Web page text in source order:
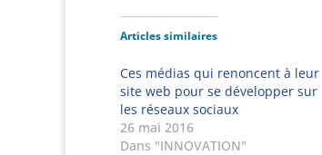
Articles similaires
Ces médias qui renoncent à leur
site web pour se développer sur
les réseaux sociaux
26 mai 2016
Dans "INNOVATION"